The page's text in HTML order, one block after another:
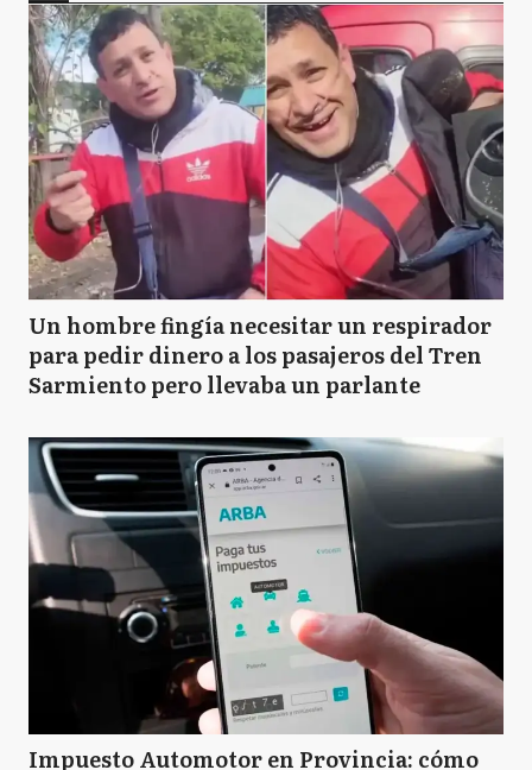
Un hombre fingía necesitar un respirador
para pedir dinero a los pasajeros del Tren
Sarmiento pero llevaba un parlante
Impuesto Automotor en Provincia: cómo